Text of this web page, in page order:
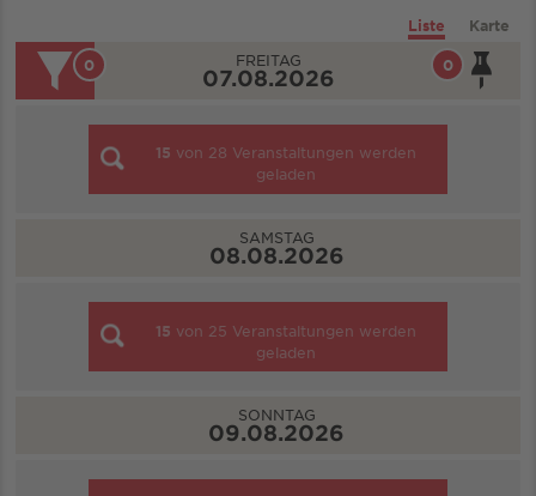
Liste Karte
0
0 FREITAG
07.08.2026
15 von 28 Veranstaltungen werden
geladen
SAMSTAG
08.08.2026
15 von 25 Veranstaltungen werden
geladen
SONNTAG
09.08.2026